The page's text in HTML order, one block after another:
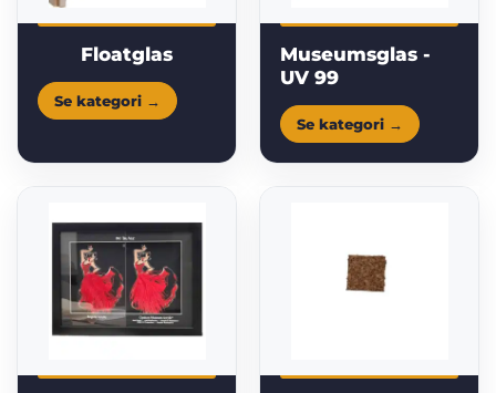
Floatglas
Museumsglas -
UV 99